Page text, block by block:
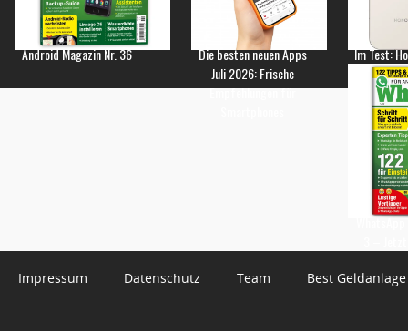
Android Magazin Nr. 36
Die besten neuen Apps
Juli 2026: Frische
Empfehlungen für
Im Test:
Impressum Datenschutz Team Best Geldanlage